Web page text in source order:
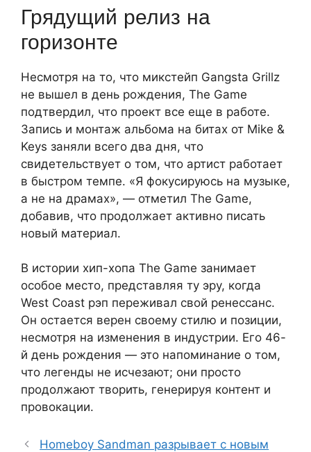
Грядущий релиз на
горизонте
Несмотря на то, что микстейп Gangsta Grillz
не вышел в день рождения, The Game
подтвердил, что проект все еще в работе.
Запись и монтаж альбома на битах от Mike &
Keys заняли всего два дня, что
свидетельствует о том, что артист работает
в быстром темпе. «Я фокусируюсь на музыке,
а не на драмах», — отметил The Game,
добавив, что продолжает активно писать
новый материал.
В истории хип-хопа The Game занимает
особое место, представляя ту эру, когда
West Coast рэп переживал свой ренессанс.
Он остается верен своему стилю и позиции,
несмотря на изменения в индустрии. Его 46-
й день рождения — это напоминание о том,
что легенды не исчезают; они просто
продолжают творить, генерируя контент и
провокации.
Homeboy Sandman разрывает с новым